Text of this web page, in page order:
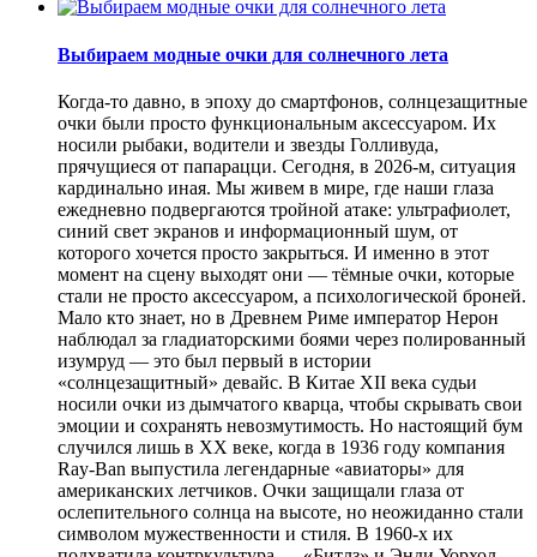
Выбираем модные очки для солнечного лета
Когда-то давно, в эпоху до смартфонов, солнцезащитные
очки были просто функциональным аксессуаром. Их
носили рыбаки, водители и звезды Голливуда,
прячущиеся от папарацци. Сегодня, в 2026-м, ситуация
кардинально иная. Мы живем в мире, где наши глаза
ежедневно подвергаются тройной атаке: ультрафиолет,
синий свет экранов и информационный шум, от
которого хочется просто закрыться. И именно в этот
момент на сцену выходят они — тёмные очки, которые
стали не просто аксессуаром, а психологической броней.
Мало кто знает, но в Древнем Риме император Нерон
наблюдал за гладиаторскими боями через полированный
изумруд — это был первый в истории
«солнцезащитный» девайс. В Китае XII века судьи
носили очки из дымчатого кварца, чтобы скрывать свои
эмоции и сохранять невозмутимость. Но настоящий бум
случился лишь в XX веке, когда в 1936 году компания
Ray-Ban выпустила легендарные «авиаторы» для
американских летчиков. Очки защищали глаза от
ослепительного солнца на высоте, но неожиданно стали
символом мужественности и стиля. В 1960-х их